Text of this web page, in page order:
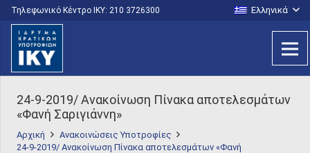
Τηλεφωνικό Κέντρο IKY: 210 3726300 Ελληνικά
24-9-2019/ Ανακοίνωση Πίνακα αποτελεσμάτων
«Φανή Σαριγιάννη»
Αρχική
Ανακοινώσεις Υποτροφίες
24-9-2019/ Ανακοίνωση Πίνακα αποτελεσμάτων «Φανή